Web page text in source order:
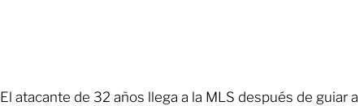
El atacante de 32 años llega a la MLS después de guiar a